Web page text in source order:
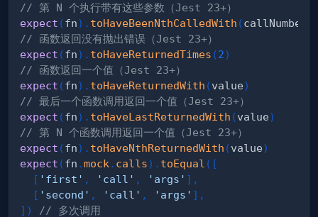
// 第 N 个执行带有这些参数（Jest 23+）
expect (fn) . toHaveBeenNthCalledWith (callNumber
// 函数返回没有抛出错误（Jest 23+）
expect (fn) . toHaveReturnedTimes (2)
// 函数返回一个值（Jest 23+）
expect (fn) . toHaveReturnedWith (value)
// 最后一个函数调用返回一个值（Jest 23+）
expect (fn) . toHaveLastReturnedWith (value)
// 第 N 个函数调用返回一个值（Jest 23+）
expect (fn) . toHaveNthReturnedWith (value)
expect (fn .mock . calls) . toEqual ( [
[ 'first' , 'call' , 'args' ] ,
[ 'second' , 'call' , 'args' ] ,
] )
// 多次调用